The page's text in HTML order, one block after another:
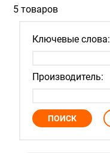
5 товаров
Ключевые слова:
Производитель: